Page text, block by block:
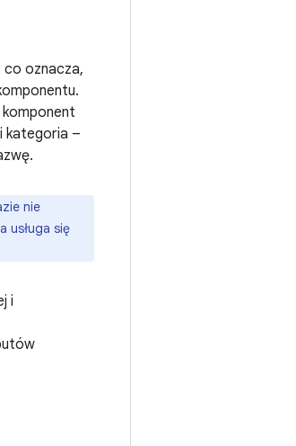
co oznacza,
kategoria –
nie
usługa się
i